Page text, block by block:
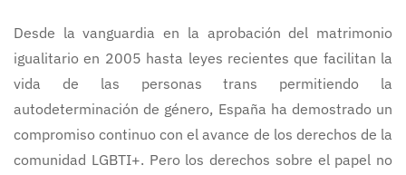
Desde la vanguardia en la aprobación del matrimonio
igualitario en 2005 hasta leyes recientes que facilitan la
vida de las personas trans permitiendo la
autodeterminación de género, España ha demostrado un
compromiso continuo con el avance de los derechos de la
comunidad LGBTI+. Pero los derechos sobre el papel no